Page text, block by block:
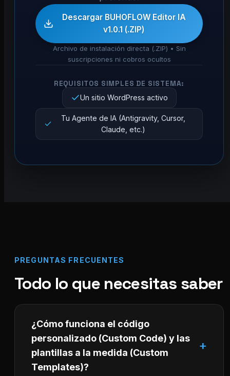
Descargar BUHOFLOW Editor IA
v1.0.1 (.ZIP)
Archivo de instalación directa (.ZIP) • Sin
suscripciones ni cobros ocultos
REQUISITOS SIMPLES DE SISTEMA:
Un sitio WordPress activo
Tu Agente de IA (Antigravity, Cursor,
Claude, etc.)
PREGUNTAS FRECUENTES
Todo lo que necesitas saber
¿Cómo funciona el código
personalizado (Custom Code) y las
plantillas a la medida (Custom
Templates)?